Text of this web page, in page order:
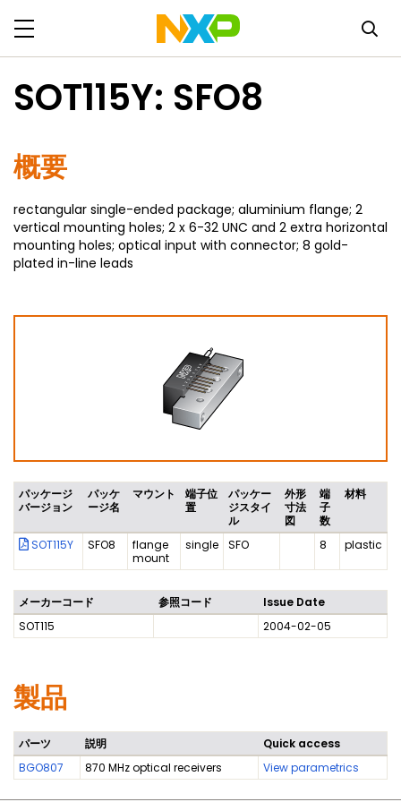
SOT115Y: SFO8
概要
rectangular single-ended package; aluminium flange; 2
vertical mounting holes; 2 x 6-32 UNC and 2 extra horizontal
mounting holes; optical input with connector; 8 gold-
plated in-line leads
パッケージ
バージョン
パッケ
ージ名
マウント
端子位
置
パッケー
ジスタイ
ル
外形
寸法
図
端
子
数
材料
SOT115Y SFO8
flange
mount
single SFO 8 plastic
メーカーコード 参照コード
Issue Date
SOT115
2004-02-05
製品
パーツ 説明
Quick access
BGO807
870 MHz optical receivers View parametrics